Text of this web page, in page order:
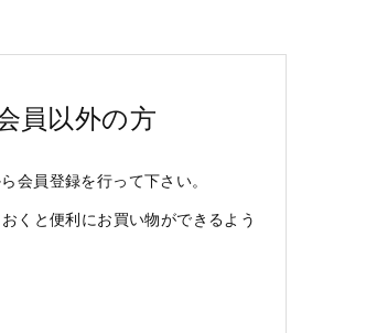
員以外の方
会員登録を行って下さい。
くと便利にお買い物ができるよう